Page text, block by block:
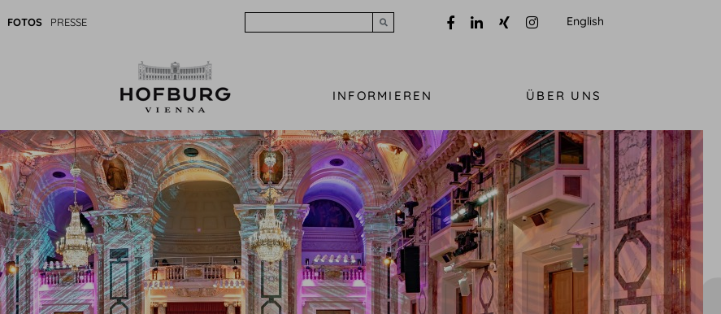
FOTOS PRESSE English
INFORMIEREN ÜBER UNS